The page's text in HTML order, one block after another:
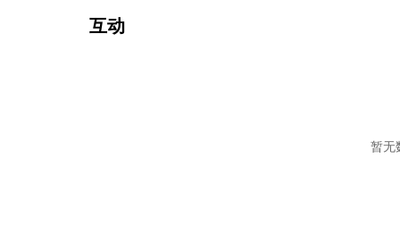
互动
暂无